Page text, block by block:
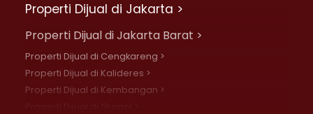
Properti Dijual di Jakarta >
Properti Dijual di Jakarta Barat >
Properti Dijual di Cengkareng >
Properti Dijual di Kalideres >
Properti Dijual di Kembangan >